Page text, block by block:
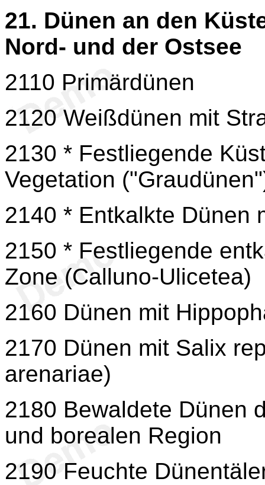
21. Dünen an den
Nord- und der Ostsee
2110 Primärdünen
2120 Weißdünen mit
2130 * Festliegende
Vegetation
2140 * Entkalkte Dünen
2150 * Festliegende
Zone (Calluno-Ulicetea)
2160 Dünen mit
2170 Dünen mit Salix
arenariae)
2180 Bewaldete Dünen
und borealen Region
2190 Feuchte